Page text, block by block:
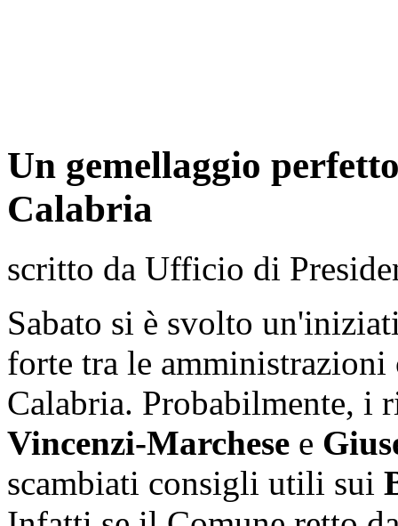
Un gemellaggio
Calabria
scritto da Ufficio di
Sabato si è svolto
forte tra le
Calabria. Probabilmente, i
Vincenzi-Marchese e
scambiati consigli utili sui